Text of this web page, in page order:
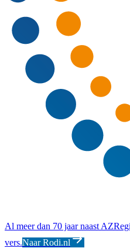
Al meer dan 70 jaar naast AZ
vers.Naar Rodi.nl